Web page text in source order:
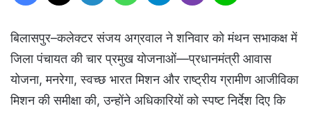
बिलासपुर–कलेक्टर संजय अग्रवाल ने शनिवार को मंथन सभाकक्ष में
जिला पंचायत की चार प्रमुख योजनाओं—प्रधानमंत्री आवास
योजना, मनरेगा, स्वच्छ भारत मिशन और राष्ट्रीय ग्रामीण आजीविका
मिशन की समीक्षा की, उन्होंने अधिकारियों को स्पष्ट निर्देश दिए कि